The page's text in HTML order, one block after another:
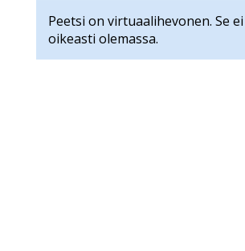
Peetsi on virtuaalihevonen. Se
oikeasti olemassa.